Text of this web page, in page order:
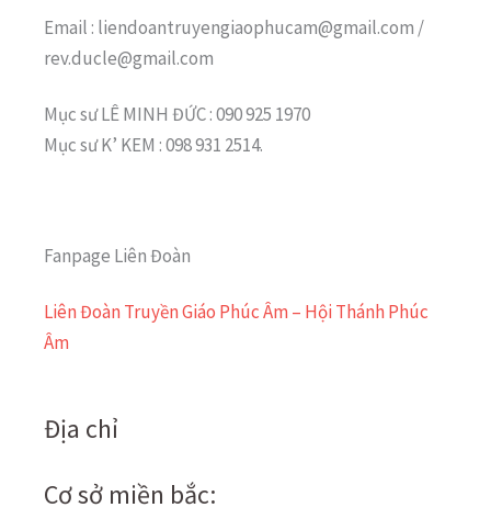
Email : liendoantruyengiaophucam@gmail.com /
rev.ducle@gmail.com
Mục sư LÊ MINH ĐỨC : 090 925 1970
Mục sư K’ KEM : 098 931 2514.
Fanpage Liên Đoàn
Liên Đoàn Truyền Giáo Phúc Âm – Hội Thánh Phúc
Âm
Địa chỉ
Cơ sở miền bắc: